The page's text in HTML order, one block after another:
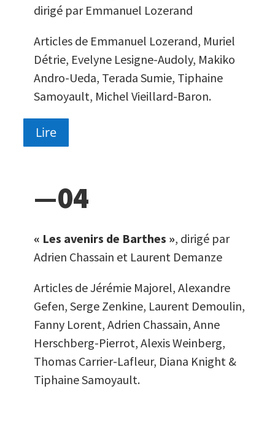
dirigé par Emmanuel Lozerand
Articles de Emmanuel Lozerand, Muriel
Détrie, Evelyne Lesigne-Audoly, Makiko
Andro-Ueda, Terada Sumie, Tiphaine
Samoyault, Michel Vieillard-Baron.
Lire
—04
« Les avenirs de Barthes », dirigé par
Adrien Chassain et Laurent Demanze
Articles de Jérémie Majorel, Alexandre
Gefen, Serge Zenkine, Laurent Demoulin,
Fanny Lorent, Adrien Chassain, Anne
Herschberg-Pierrot, Alexis Weinberg,
Thomas Carrier-Lafleur, Diana Knight &
Tiphaine Samoyault.